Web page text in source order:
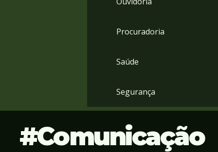
Procuradoria
Saúde
Segurança
Comunicação